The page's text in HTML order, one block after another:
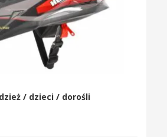
/ dzieci / dorośli